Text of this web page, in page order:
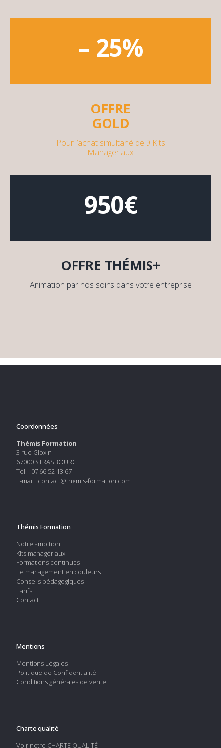
– 25%
OFFRE
GOLD
Pour l’achat simultané de 9 Kits
Managériaux
950€
OFFRE THÉMIS+
Animation par nos soins dans votre entreprise
Coordonnées
Thémis Formation
3 rue Gloxin
67000 STRASBOURG
Tél. : 07 66 52 13 67
E-mail : contact@themis-formation.com
Thémis Formation
Notre ambition
Kits managériaux
Formations continues
Le management en couleurs
Conseils pédagogiques
Tarifs
Contact
Mentions
Mentions Légales
Politique de Confidentialité
Conditions générales de vente
Charte qualité
Voir notre CHARTE QUALITÉ